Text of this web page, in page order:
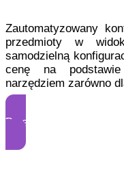
Zautomatyzowany
przedmioty w
samodzielną
cenę na
narzędziem zarówno
Przetestuj DEMO